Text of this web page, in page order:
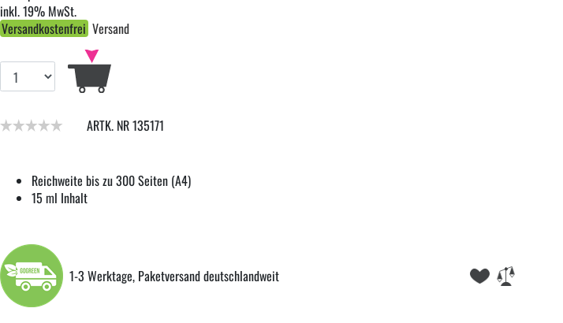
ARTK. NR 135171
Reichweite bis zu 300 Seiten (A4)
15 ml Inhalt
1-3 Werktage, Paketversand deutschlandweit
inkl. 19% MwSt.
Versandkostenfrei Versand